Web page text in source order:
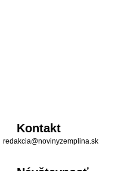
Kontakt
redakcia@novinyzemplina.sk